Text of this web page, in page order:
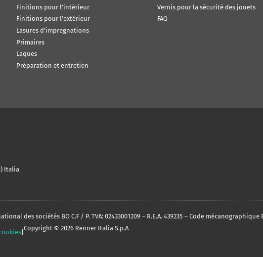
Finitions pour l’intérieur
Finitions pour l’extérieur
Lasures d’impregnations
Primaires
Laques
Préparation et entretien
Vernis pour la sécurité des jouets
FAQ
Italia
des sociétés BO C.F / P. TVA: 02433001209 – R.E.A. 439235 – Code mécanographique
Copyright © 2026 Renner Italia S.p.A